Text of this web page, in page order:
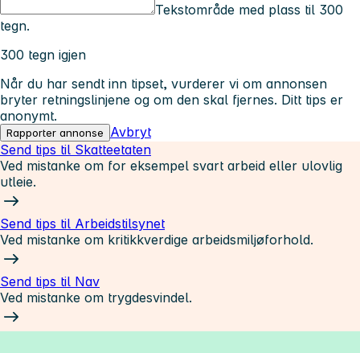
Tekstområde med plass til 300
tegn.
300 tegn igjen
Når du har sendt inn tipset, vurderer vi om annonsen
bryter retningslinjene og om den skal fjernes. Ditt tips er
anonymt.
Rapporter annonse
Avbryt
Send tips til Skatteetaten
Ved mistanke om for eksempel svart arbeid eller ulovlig
utleie.
Send tips til Arbeidstilsynet
Ved mistanke om kritikkverdige arbeidsmiljøforhold.
Send tips til Nav
Ved mistanke om trygdesvindel.